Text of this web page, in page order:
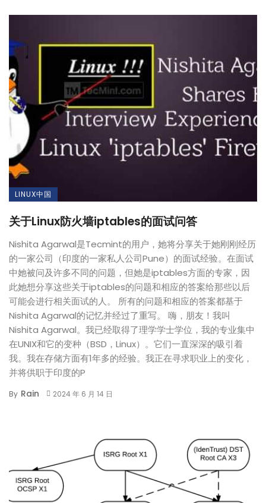
LINUX中国
关于Linux防火墙iptables的面试问答
Nishita Agarwal是Tecmint的用户，她将分享关于她刚刚经历
的一家公司（印度的一家私人公司Pune）的面试经验。在面试
中她被问及许多不同的问题，但她是iptables方面的专家，因
此她想分享这些关于iptables的问题和相应的答案给那些以后
可能会进行相关面试的人。 所有的问题和相应的答案都基于
Nishita Agarwal的记忆并经过了重写。 嗨，朋友！我叫
Nishita Agarwal。我已经取得了理学学士学位，我的专业集中
在UNIX和它的变种（BSD，Linux）。它们一直深深的吸引着
我。我在存储方面有1年多的经验。我正在寻求职业上的变化，
并将供职于印度的P
By Rain 2024 年 6 月 14 日